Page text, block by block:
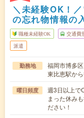
＼未経験OK！
の忘れ物情報の
職種未経験OK 交通費
派遣
勤務地
福岡市博多区
東比恵駅か
曜日頻度
週3日以上で
まった休み
ださい！